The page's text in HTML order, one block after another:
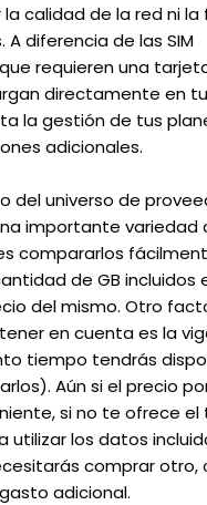
calidad de la red ni la
diferencia de las SIM
requieren una
directamente en
la gestión de tus
adicionales.
del universo de
importante variedad
compararlos
de GB incluidos
del mismo. Otro
en cuenta es la
tiempo tendrás
Aún si el precio
si no te ofrece el
utilizar los datos
comprar otro,
adicional.